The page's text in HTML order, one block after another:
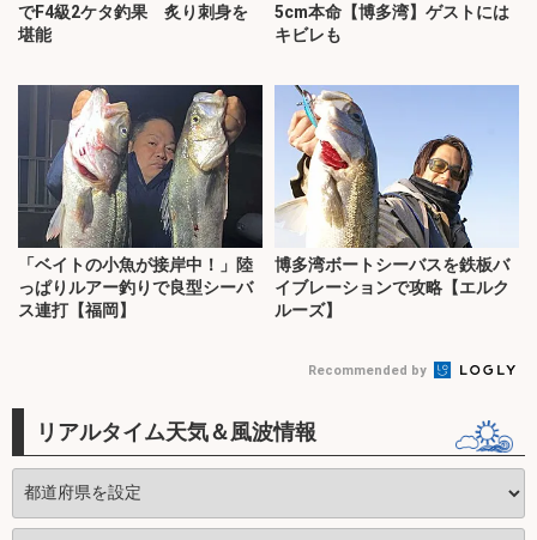
でF4級2ケタ釣果 炙り刺身を
堪能
5cm本命【博多湾】ゲストには
キビレも
「ベイトの小魚が接岸中！」陸
っぱりルアー釣りで良型シーバ
ス連打【福岡】
博多湾ボートシーバスを鉄板バ
イブレーションで攻略【エルク
ルーズ】
Recommended by
リアルタイム天気＆風波情報